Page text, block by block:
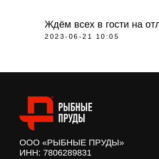
Ждём всех в гости на
2023-06-21 10:05
ООО «РЫБНЫЕ ПРУДЫ»
ИНН: 7806289831